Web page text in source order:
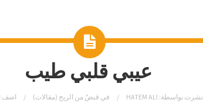
عيبي قلبي طيب
نشرت بواسطة: HATEM ALI في قبضٌ من الريح (مقالات) اضف